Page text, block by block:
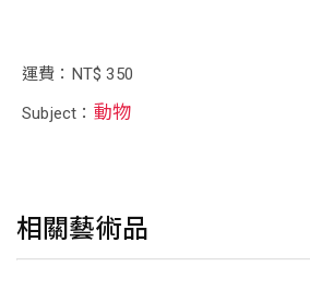
運費：NT$ 350
Subject： 動物
相關藝術品